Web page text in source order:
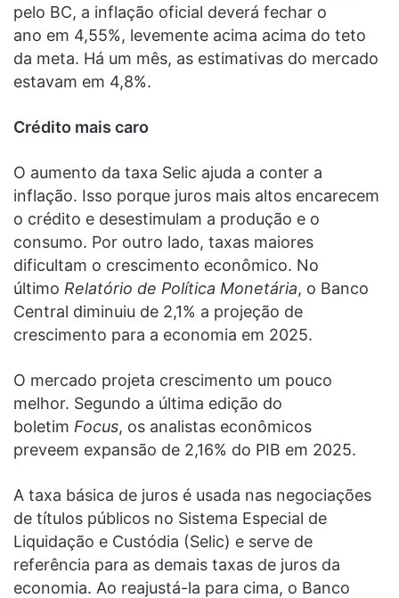
pelo BC, a inflação oficial deverá fechar o
ano em 4,55%, levemente acima acima do teto
da meta. Há um mês, as estimativas do mercado
estavam em 4,8%.
Crédito mais caro
O aumento da taxa Selic ajuda a conter a
inflação. Isso porque juros mais altos encarecem
o crédito e desestimulam a produção e o
consumo. Por outro lado, taxas maiores
dificultam o crescimento econômico. No
último Relatório de Política Monetária, o Banco
Central diminuiu de 2,1% a projeção de
crescimento para a economia em 2025.
O mercado projeta crescimento um pouco
melhor. Segundo a última edição do
boletim Focus, os analistas econômicos
preveem expansão de 2,16% do PIB em 2025.
A taxa básica de juros é usada nas negociações
de títulos públicos no Sistema Especial de
Liquidação e Custódia (Selic) e serve de
referência para as demais taxas de juros da
economia. Ao reajustá-la para cima, o Banco